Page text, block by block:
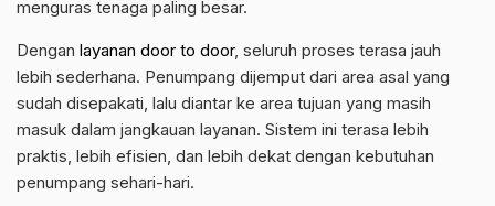
menguras tenaga paling besar.
Dengan layanan door to door, seluruh proses terasa jauh
lebih sederhana. Penumpang dijemput dari area asal yang
sudah disepakati, lalu diantar ke area tujuan yang masih
masuk dalam jangkauan layanan. Sistem ini terasa lebih
praktis, lebih efisien, dan lebih dekat dengan kebutuhan
penumpang sehari-hari.